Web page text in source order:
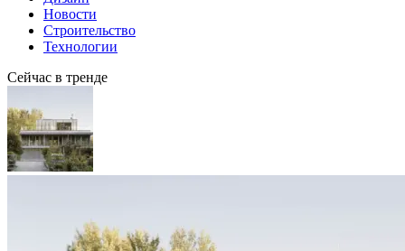
Новости
Строительство
Технологии
Сейчас в тренде